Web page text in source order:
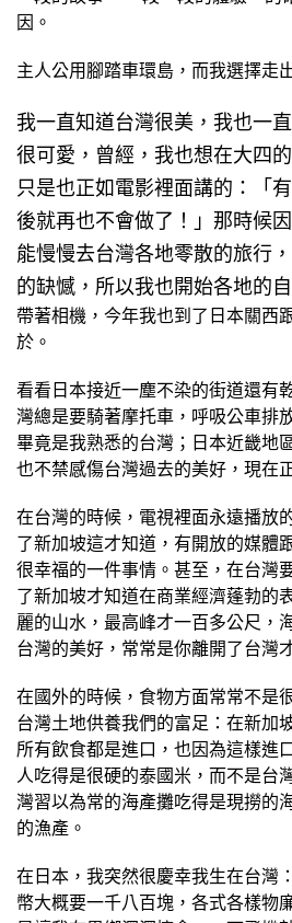
因。
主人公用腳踏車環島，而我選擇走
我一直知道台灣很美，我也一
很可愛，曾經，我也想在大四
只是也正如電影裡面講的：「
後就再也不會做了！」那時候
能慢慢去台灣各地零散的旅行
的缺憾，所以我也開始各地的
帶著相機，今年我也到了日本關西
於。
看看日本接近一塵不染的街道還有
灣總是要騎著摩托車，呼吸公車排
畢竟是我熟悉的台灣；日本近畿地
也不禁感傷台灣過去的美好，現在
在台灣的時候，電視裡面永遠播放
了新加坡這才知道，有開放的媒體
很幸福的一件事情。甚至，在台灣
了新加坡才知道在商業經濟蓬勃的
麗的山水，最高峰才一百多公尺，
台灣的美好，常常是你離開了台灣
在國外的時候，食物方面常常不是
台灣土地供養我們的富足：在新加
所有飲食都是進口，也因為這樣進
人吃得是很硬的泰國米，而不是台
灣習以為常的海產攤吃得是現撈的
的漁產。
在日本，我突然很慶幸我生在台灣
幣大概要一千八百塊，各式各樣物